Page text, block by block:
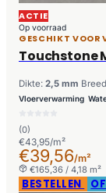
ACTIE
Op voorraad
GESCHIKT VOOR
Touchstone
Dikte: 2,5 mm
Vloerverwarming
(0)
€43,95/m²
€39,56/m²
€165,36 / 4,18 m²
BESTELLEN